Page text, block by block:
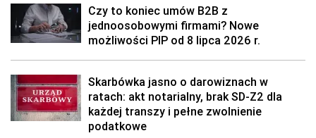
Czy to koniec umów B2B z
jednoosobowymi firmami? Nowe
możliwości PIP od 8 lipca 2026 r.
Skarbówka jasno o darowiznach w
ratach: akt notarialny, brak SD-Z2 dla
każdej transzy i pełne zwolnienie
podatkowe